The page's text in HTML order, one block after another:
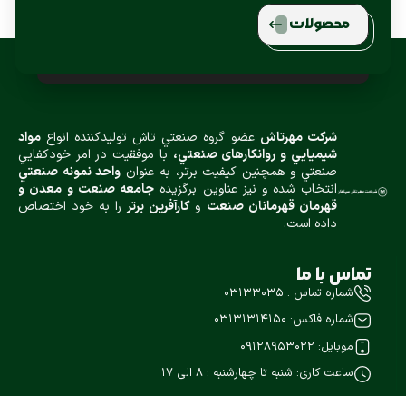
محصولات
شركت مهرتاش عضو گروه صنعتي تاش توليدكننده انواع مواد
شيميایي و روانكارهای صنعتي، با موفقيت در امر خودكفايي
صنعتي و همچنين كيفيت برتر، به عنوان واحد نمونه صنعتي
انتخاب شده و نيز عناوین برگزیده جامعه صنعت و معدن و
قهرمان قهرمانان صنعت وكارآفرين برتررا به خود اختصاص
داده است.
تماس با ما
شماره تماس : ۰۳۱۳۳۰۳۵
شماره فاکس: ۰۳۱۳۱۳۱۴۱۵۰
موبایل: 09128953022
ساعت کاری: شنبه تا چهارشنبه : ۸ الی 17